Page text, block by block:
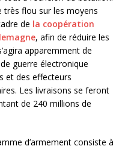
très flou sur les moyens
de la coopération
, afin de réduire les
apparemment de
guerre électronique
et des effecteurs
Les livraisons se feront
de 240 millions de
d’armement consiste à